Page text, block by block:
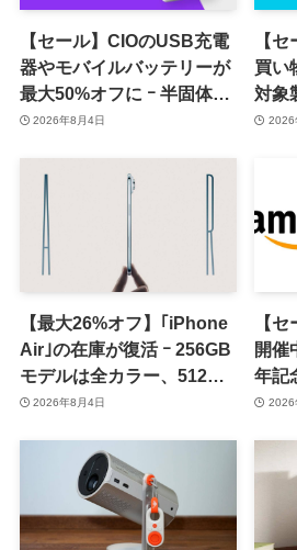
【セール】CIOのUSB充電
器やモバイルバッテリーが
最大50%オフに ｰ 半固体系
セル採用バッテリーやハン
対象
2026年8月4日
【
買い
対象
販売
2026
【最大26%オフ】｢iPhone
Air｣の在庫が復活 ｰ 256GB
モデルは全カラー、512GB
モデルはホワイト以外が在
2026年8月4日
【
開催
年記
｢ 2026